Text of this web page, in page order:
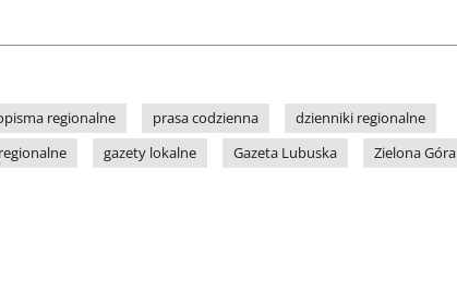
regionalne prasa codzienna
dzienniki regionalne
gazety lokalne Gazeta Lubuska Zielona Góra